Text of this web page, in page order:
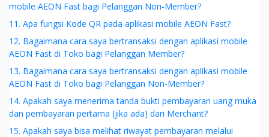
mobile AEON Fast bagi Pelanggan Non-Member?
11. Apa fungsi Kode QR pada aplikasi mobile AEON Fast?
12. Bagaimana cara saya bertransaksi dengan aplikasi mobile
AEON Fast di Toko bagi Pelanggan Member?
13. Bagaimana cara saya bertransaksi dengan aplikasi mobile
AEON Fast di Toko bagi Pelanggan Non-Member?
14. Apakah saya menerima tanda bukti pembayaran uang muka
dan pembayaran pertama (jika ada) dari Merchant?
15. Apakah saya bisa melihat riwayat pembayaran melalui